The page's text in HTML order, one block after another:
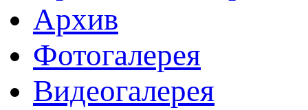
Архив
Фотогалерея
Видеогалерея